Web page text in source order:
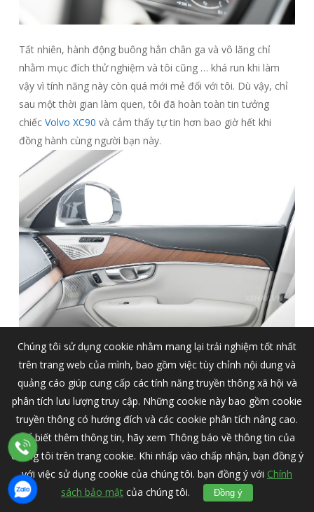
Tất nhiên, hành động buông hẳn chân ga và vô lăng chỉ
nhằm mục đích thử nghiệm và tôi cũng … khá run khi làm
vậy vì tính năng này còn quá mới mẻ đối với tôi. Dù vậy, chỉ
sau một thời gian làm quen, tôi đã hoàn toàn tin tưởng
chiếc Volvo XC90 và cảm thấy tự tin hơn bao giờ hết khi
đồng hành cùng người bạn này.
Tôi cố tình để dành mục trải nghiệm hệ thống âm
thanh
Bowers & Wilkins
ở sau cùng vì đơn giản, tôi là một tín
đồ âm thanh. Với tôi, hệ thống âm thanh trên xe hơi cũng vô
cùng quan trọng và nó đóng góp một phần không nhỏ vào
trải nghiệm chung mà tôi có với mỗi chiếc xe. Chiếc Volvo
XC90 mà tôi trải nghiệm được trang bị tùy chọn âm thanh
Bowers & Wilkins 19 loa vệ tinh, tổng công suất 1.400W. Vốn
đã từng nghe những bài nhạc yêu thích qua dàn loa Naim
của Bentley và Lexicon của Rolls-Royce, tôi vẫn cảm thấy
Chúng tôi sử dụng cookie nhằm mang lại trải nghiệm tốt nhất
trên trang web của mình, bao gồm việc tùy chỉnh nội dung và
quảng cáo giúp cung cấp các tính năng truyền thông xã hội và
phân tích lưu lượng truy cập. Những cookie này bao gồm cookie
truyền thông có hướng đích và các cookie phân tích nâng cao.
Để biết thêm thông tin, hãy xem Thông báo về thông tin của
chúng tôi trên trang cookie. Khi nhấp vào chấp nhận, bạn đồng ý
với việc sử dụng cookie của chúng tôi. bạn đồng ý với Chính
sách bảo mật của chúng tôi. Đồng ý